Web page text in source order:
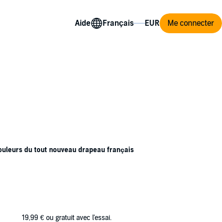
Aide Me connecter
du tout nouveau drapeau français
de Napoléon, le jeune capitaine de
!
beau milieu des paysages côtiers de la fin
19,99 € ou gratuit avec l'essai.